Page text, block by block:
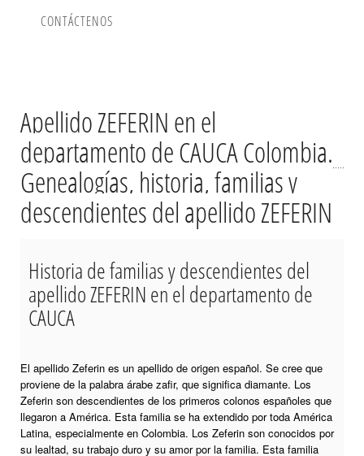
CONTÁCTENOS
Apellido ZEFERIN en el
departamento de CAUCA Colombia.
Genealogías, historia, familias y
descendientes del apellido ZEFERIN
Historia de familias y descendientes del
apellido ZEFERIN en el departamento de
CAUCA
El apellido Zeferin es un apellido de origen español. Se cree que
proviene de la palabra árabe zafir, que significa diamante. Los
Zeferin son descendientes de los primeros colonos españoles que
llegaron a América. Esta familia se ha extendido por toda América
Latina, especialmente en Colombia. Los Zeferin son conocidos por
su lealtad, su trabajo duro y su amor por la familia. Esta familia